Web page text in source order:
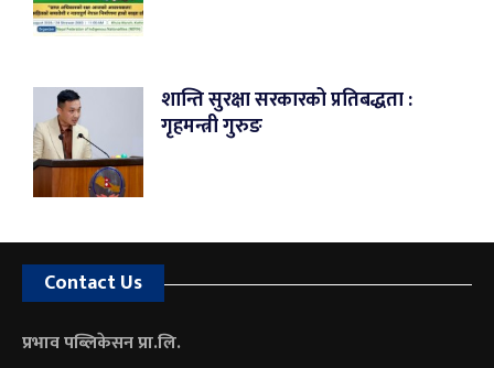
शान्ति सुरक्षा सरकारको प्रतिबद्धता :
गृहमन्त्री गुरुङ
Contact Us
प्रभाव पब्लिकेसन प्रा.लि.